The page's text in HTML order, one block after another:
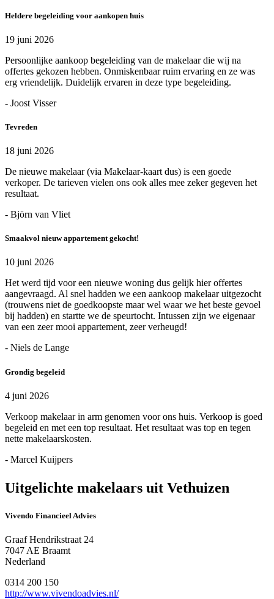
Heldere begeleiding voor aankopen huis
19 juni 2026
Persoonlijke aankoop begeleiding van de makelaar die wij na
offertes gekozen hebben. Onmiskenbaar ruim ervaring en ze was
erg vriendelijk. Duidelijk ervaren in deze type begeleiding.
- Joost Visser
Tevreden
18 juni 2026
De nieuwe makelaar (via Makelaar-kaart dus) is een goede
verkoper. De tarieven vielen ons ook alles mee zeker gegeven het
resultaat.
- Björn van Vliet
Smaakvol nieuw appartement gekocht!
10 juni 2026
Het werd tijd voor een nieuwe woning dus gelijk hier offertes
aangevraagd. Al snel hadden we een aankoop makelaar uitgezocht
(trouwens niet de goedkoopste maar wel waar we het beste gevoel
bij hadden) en startte we de speurtocht. Intussen zijn we eigenaar
van een zeer mooi appartement, zeer verheugd!
- Niels de Lange
Grondig begeleid
4 juni 2026
Verkoop makelaar in arm genomen voor ons huis. Verkoop is goed
begeleid en met een top resultaat. Het resultaat was top en tegen
nette makelaarskosten.
- Marcel Kuijpers
Uitgelichte makelaars uit Vethuizen
Vivendo Financieel Advies
Graaf Hendrikstraat 24
7047 AE Braamt
Nederland
0314 200 150
http://www.vivendoadvies.nl/